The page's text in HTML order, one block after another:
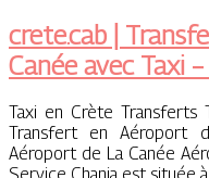
crete.cab |
Canée avec Taxi
Taxi en Crète Transferts
Transfert en Aéroport
Aéroport de La Canée
Service Chania est située